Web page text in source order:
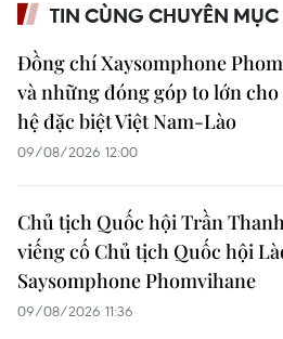
TIN CÙNG CHUYÊN MỤC
Đồng chí Xaysomphone
và những đóng góp to lớn cho
hệ đặc biệt Việt Nam-Lào
09/08/2026 12:00
Chủ tịch Quốc hội Trần
viếng cố Chủ tịch Quốc hội
Saysomphone Phomvihane
09/08/2026 11:36